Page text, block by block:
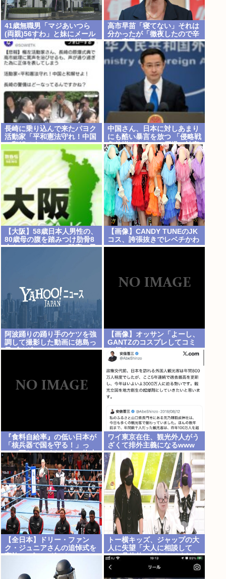
41歳無職男「マジあいつら
(両親)56すわ」と妹にメール
→妹が両親にメール転送→両
親が警察に相談→無職おじ逮
捕
高市早苗「寝てない」それは
分かったが「徹夜したので辛
くて宿題やってません」って
言う奴高市早苗以外に見たこ
とないのだが
長崎に乗り込んで来たパヨク
活動家「平和憲法守れ！中国
と和解せよ！」
中国さん、日本に対しあまり
にも酷い暴言を放つ 「侵略戦
争仕掛けたくせに原爆で被害
者ビジネスするな」
【大阪】58歳日本人男性の、
80歳母の腹を踏みつけ肋骨8
本をバキバキにして殺害。子
【画像】CANDY TUNEのJK
コス、誇張抜きでレベチかわ
いいwww
阿波踊りの踊り手のケツを強
調して撮影した動画に徳島っ
子ブチギレ
【画像】オッサン「よーし、
GANTZのコスプレしてコミ
ケ行くかー」
『食料自給率』の低い日本が
「核兵器で国を守る！」っ
て、頭おかしくね？食べ物止
められたら終わりじゃん
ワイ東京在住、観光外人がう
ざくて排外主義になるwww
【全日本】ドリー・ファン
ク・ジュニアさんの追悼式を
実施 スピニング・トー・ホー
トー横キッズ、ジャップの大
人に失望「大人に相談して
も、具体的に何もしてくれな
い。結果的に傷つく。福祉は
自由が奪われる」